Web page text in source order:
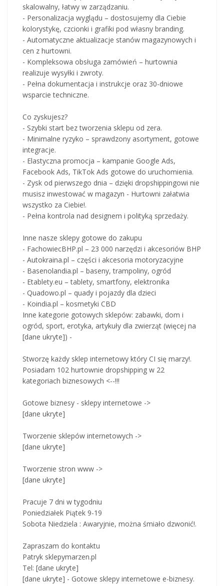
skalowalny, łatwy w zarządzaniu.
- Personalizacja wyglądu – dostosujemy dla Ciebie
kolorystykę, czcionki i grafiki pod własny branding.
- Automatyczne aktualizacje stanów magazynowych i
cen z hurtowni.
- Kompleksowa obsługa zamówień – hurtownia
realizuje wysyłki i zwroty.
- Pełna dokumentacja i instrukcje oraz 30-dniowe
wsparcie techniczne.
Co zyskujesz?
- Szybki start bez tworzenia sklepu od zera.
- Minimalne ryzyko – sprawdzony asortyment, gotowe
integracje.
- Elastyczna promocja – kampanie Google Ads,
Facebook Ads, TikTok Ads gotowe do uruchomienia.
- Zysk od pierwszego dnia – dzięki dropshippingowi nie
musisz inwestować w magazyn - Hurtowni załatwia
wszystko za Ciebie!.
- Pełna kontrola nad designem i polityką sprzedaży.
Inne nasze sklepy gotowe do zakupu
- FachowiecBHP.pl – 23 000 narzędzi i akcesoriów BHP
- Autokraina.pl – części i akcesoria motoryzacyjne
- Basenolandia.pl – baseny, trampoliny, ogród
- Etablety.eu – tablety, smartfony, elektronika
- Quadowo.pl – quady i pojazdy dla dzieci
- Koindia.pl – kosmetyki CBD
Inne kategorie gotowych sklepów: zabawki, dom i
ogród, sport, erotyka, artykuły dla zwierząt (więcej na
[dane ukryte]) -
Stworzę każdy sklep internetowy który CI się marzy!.
Posiadam 102 hurtownie dropshipping w 22
kategoriach biznesowych <--!!!
Gotowe biznesy - sklepy internetowe ->
[dane ukryte]
Tworzenie sklepów internetowych ->
[dane ukryte]
Tworzenie stron www ->
[dane ukryte]
Pracuje 7 dni w tygodniu
Poniedziałek Piątek 9-19
Sobota Niedziela : Awaryjnie, można śmiało dzwonić!.
Zapraszam do kontaktu
Patryk sklepymarzen.pl
Tel: [dane ukryte]
[dane ukryte] - Gotowe sklepy internetowe e-biznesy.